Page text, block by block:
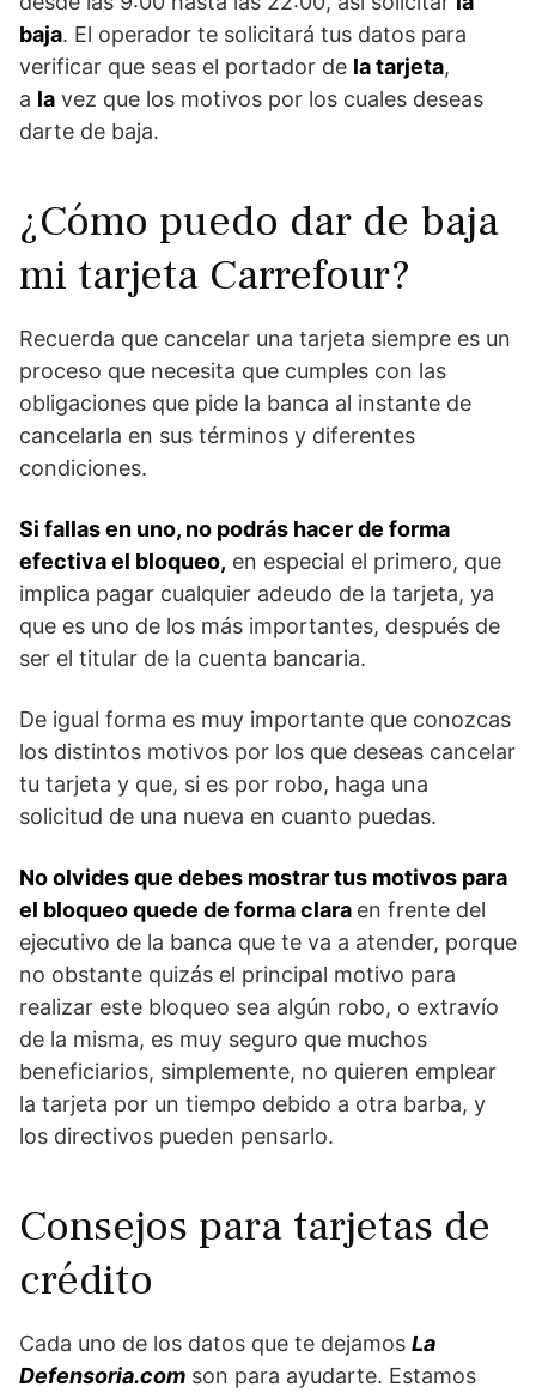
baja. El operador te solicitará tus datos para
verificar que seas el portador de la tarjeta,
a la vez que los motivos por los cuales deseas
darte de baja.
¿Cómo puedo dar de baja
mi tarjeta Carrefour?
Recuerda que cancelar una tarjeta siempre es un
proceso que necesita que cumples con las
obligaciones que pide la banca al instante de
cancelarla en sus términos y diferentes
condiciones.
Si fallas en uno, no podrás hacer de forma
efectiva el bloqueo, en especial el primero, que
implica pagar cualquier adeudo de la tarjeta, ya
que es uno de los más importantes, después de
ser el titular de la cuenta bancaria.
De igual forma es muy importante que conozcas
los distintos motivos por los que deseas cancelar
tu tarjeta y que, si es por robo, haga una
solicitud de una nueva en cuanto puedas.
No olvides que debes mostrar tus motivos para
el bloqueo quede de forma clara en frente del
ejecutivo de la banca que te va a atender, porque
no obstante quizás el principal motivo para
realizar este bloqueo sea algún robo, o extravío
de la misma, es muy seguro que muchos
beneficiarios, simplemente, no quieren emplear
la tarjeta por un tiempo debido a otra barba, y
los directivos pueden pensarlo.
Consejos para tarjetas de
crédito
Cada uno de los datos que te dejamos La
Defensoria.com son para ayudarte. Estamos